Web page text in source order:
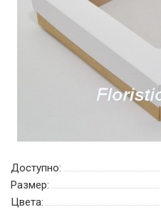
Доступно:
Размер:
Цвета: